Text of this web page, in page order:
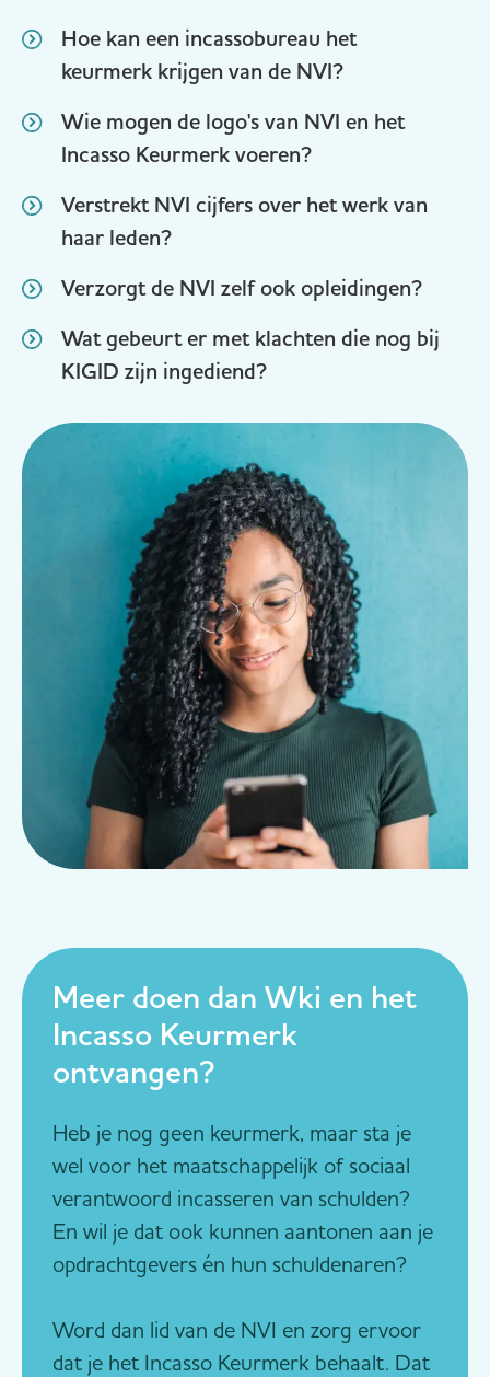
Hoe kan een incassobureau het
keurmerk krijgen van de NVI?
Wie mogen de logo's van NVI en het
Incasso Keurmerk voeren?
Verstrekt NVI cijfers over het werk van
haar leden?
Verzorgt de NVI zelf ook opleidingen?
Wat gebeurt er met klachten die nog bij
KIGID zijn ingediend?
Meer doen dan Wki en het
Incasso Keurmerk
ontvangen?
Heb je nog geen keurmerk, maar sta je
wel voor het maatschappelijk of sociaal
verantwoord incasseren van schulden?
En wil je dat ook kunnen aantonen aan je
opdrachtgevers én hun schuldenaren?
Word dan lid van de NVI en zorg ervoor
dat je het Incasso Keurmerk behaalt. Dat